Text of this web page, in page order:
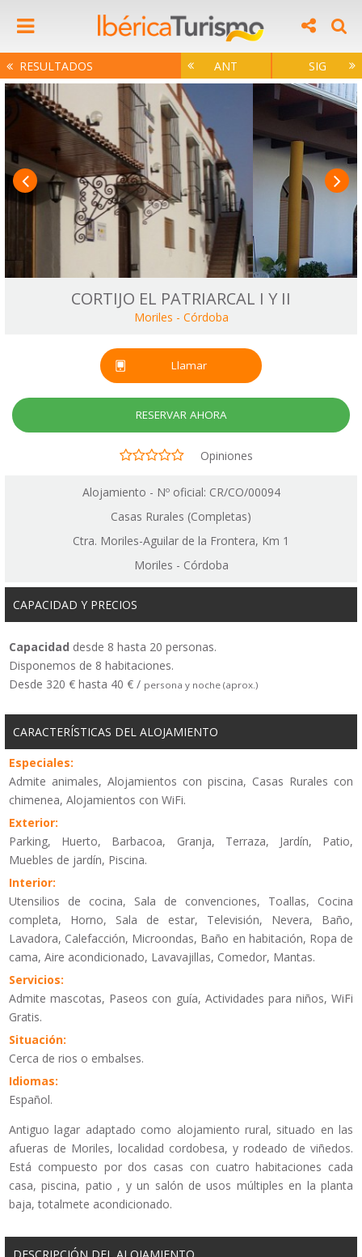
RESULTADOS ANT SIG
CORTIJO EL PATRIARCAL I Y II
Moriles - Córdoba
Llamar
RESERVAR AHORA
Opiniones
Alojamiento - Nº oficial: CR/CO/00094
Casas Rurales (Completas)
Ctra. Moriles-Aguilar de la Frontera, Km 1
Moriles - Córdoba
CAPACIDAD Y PRECIOS
Capacidad desde 8 hasta 20 personas.
Disponemos de 8 habitaciones.
Desde 320 € hasta 40 € / persona y noche (aprox.)
CARACTERÍSTICAS DEL ALOJAMIENTO
Especiales:
Admite animales, Alojamientos con piscina, Casas Rurales con
chimenea, Alojamientos con WiFi.
Exterior:
Parking, Huerto, Barbacoa, Granja, Terraza, Jardín, Patio,
Muebles de jardín, Piscina.
Interior:
Utensilios de cocina, Sala de convenciones, Toallas, Cocina
completa, Horno, Sala de estar, Televisión, Nevera, Baño,
Lavadora, Calefacción, Microondas, Baño en habitación, Ropa de
cama, Aire acondicionado, Lavavajillas, Comedor, Mantas.
Servicios:
Admite mascotas, Paseos con guía, Actividades para niños, WiFi
Gratis.
Situación:
Cerca de rios o embalses.
Idiomas:
Español.
Antiguo lagar adaptado como alojamiento rural, situado en las
afueras de Moriles, localidad cordobesa, y rodeado de viñedos.
Está compuesto por dos casas con cuatro habitaciones cada
casa, piscina, patio , y un salón de usos múltiples en la planta
baja, totalmete acondicionado.